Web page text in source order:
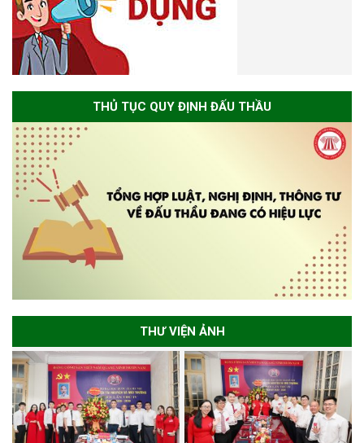
THỦ TỤC QUY ĐỊNH ĐẤU THẦU
THƯ VIỆN ẢNH